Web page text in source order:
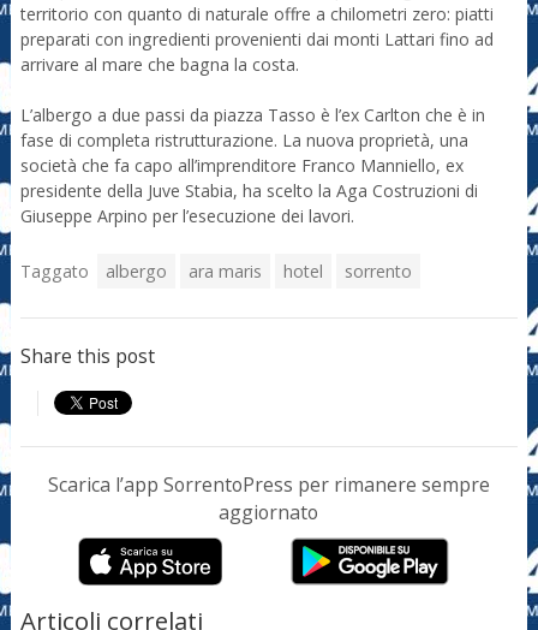
territorio con quanto di naturale offre a chilometri zero: piatti
preparati con ingredienti provenienti dai monti Lattari fino ad
arrivare al mare che bagna la costa.
L’albergo a due passi da piazza Tasso è l’ex Carlton che è in
fase di completa ristrutturazione. La nuova proprietà, una
società che fa capo all’imprenditore Franco Manniello, ex
presidente della Juve Stabia, ha scelto la Aga Costruzioni di
Giuseppe Arpino per l’esecuzione dei lavori.
Taggato albergo ara maris hotel sorrento
Share this post
Scarica l’app SorrentoPress per rimanere sempre
aggiornato
Articoli correlati